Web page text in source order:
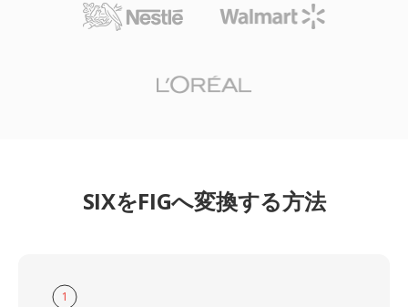
SIXをFIGへ変換する方法
1